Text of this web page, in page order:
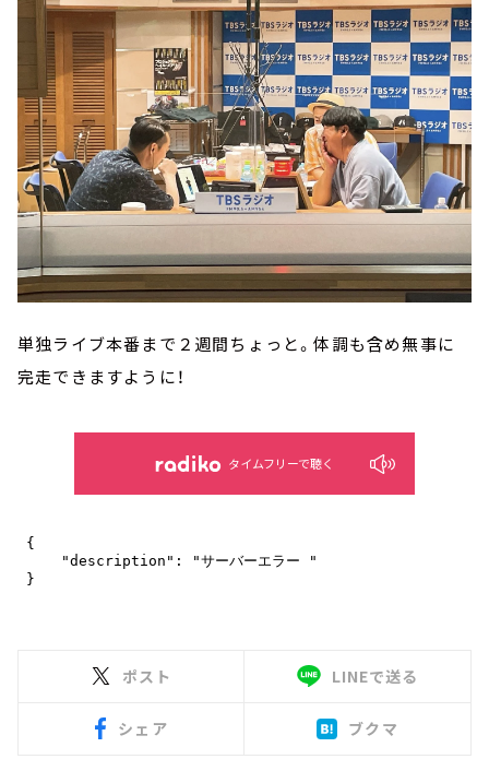
単独ライブ本番まで２週間ちょっと。体調も含め無事に
完走できますように！
タイムフリーで聴く
ポスト LINEで送る
シェア ブクマ